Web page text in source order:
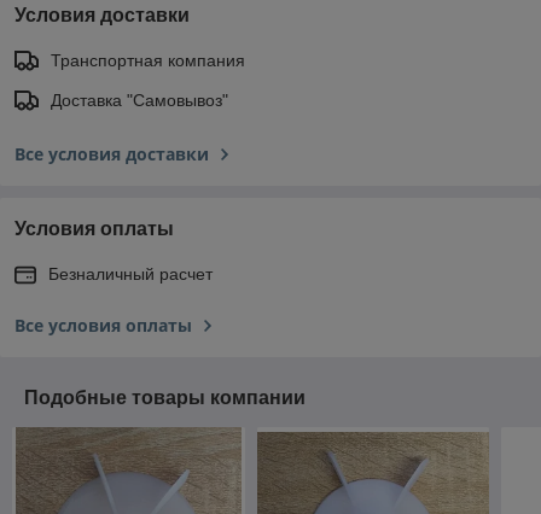
Условия доставки
Транспортная компания
Доставка "Самовывоз"
Все условия доставки
Условия оплаты
Безналичный расчет
Все условия оплаты
Подобные товары компании